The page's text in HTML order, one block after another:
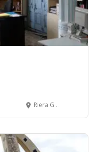
Riera Gavarra, s/n - CANET DE MAR